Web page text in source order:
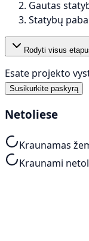
Gautas
Statybų
Rodyti visus
Esate projekto
Susikurkite paskyrą
Netoliese
Kraunamas
Kraunami